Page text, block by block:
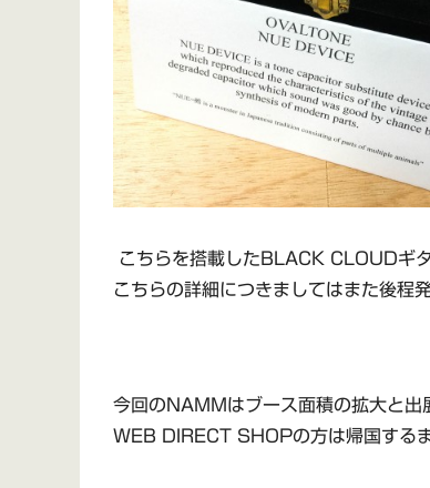
こちらを搭載したBLACK CLOUDギ
こちらの詳細につきましてはまた後程
今回のNAMMはブース面積の拡大と出
WEB DIRECT SHOPの方は帰国する